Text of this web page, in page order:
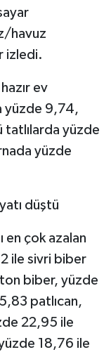
havuz
izledi.
ev
yüzde 9,74,
tatlılarda yüzde
yüzde
düştü
en çok azalan
ile sivri biber
biber, yüzde
patlıcan,
22,95 ile
18,76 ile